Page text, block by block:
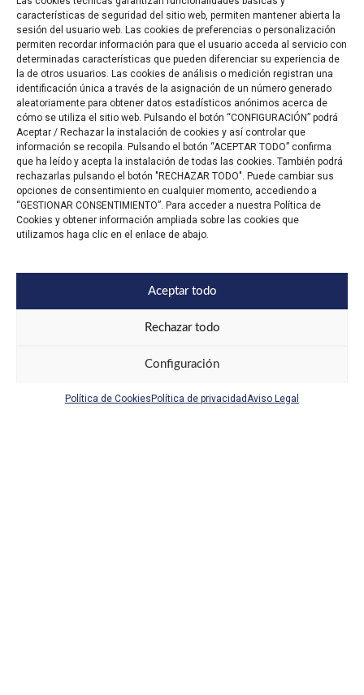
características de seguridad del sitio web, permiten mantener abierta la
sesión del usuario web. Las cookies de preferencias o personalización
permiten recordar información para que el usuario acceda al servicio con
determinadas características que pueden diferenciar su experiencia de
la de otros usuarios. Las cookies de análisis o medición registran una
identificación única a través de la asignación de un número generado
aleatoriamente para obtener datos estadísticos anónimos acerca de
cómo se utiliza el sitio web. Pulsando el botón “CONFIGURACIÓN” podrá
Aceptar / Rechazar la instalación de cookies y así controlar que
información se recopila. Pulsando el botón “ACEPTAR TODO” confirma
que ha leído y acepta la instalación de todas las cookies. También podrá
rechazarlas pulsando el botón "RECHAZAR TODO". Puede cambiar sus
opciones de consentimiento en cualquier momento, accediendo a
“GESTIONAR CONSENTIMIENTO”. Para acceder a nuestra Política de
Cookies y obtener información ampliada sobre las cookies que
utilizamos haga clic en el enlace de abajo.
Aceptar todo
Rechazar todo
Configuración
Política de Cookies Política de privacidadAviso Legal
Aviso
Legal